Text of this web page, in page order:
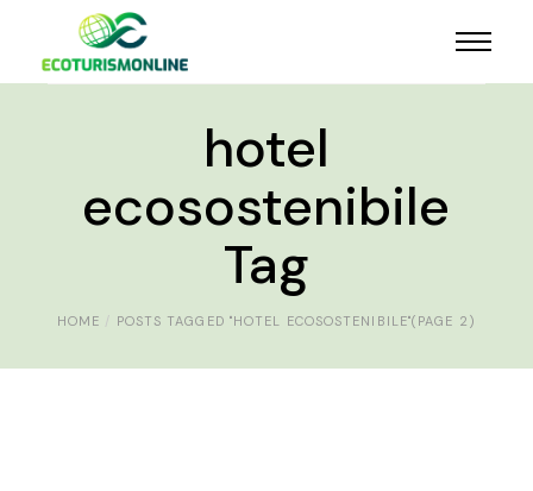
hotel
ecosostenibile
Tag
HOME POSTS TAGGED "HOTEL ECOSOSTENIBILE"(PAGE 2)